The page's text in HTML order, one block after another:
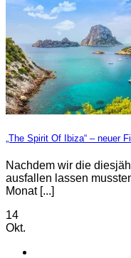
„The Spirit Of Ibiza“ – neuer
Nachdem wir die
ausfallen lassen
Monat [...]
14
Okt.